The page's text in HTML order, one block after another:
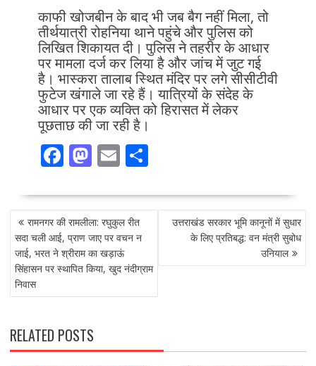
काफी खोजबीन के बाद भी जब बैग नहीं मिला, तो
तीर्थयात्री रोहनिया थाने पहुंचे और पुलिस को
लिखित शिकायत दी। पुलिस ने तहरीर के आधार
पर मामला दर्ज कर लिया है और जांच में जुट गई
है। भास्करा तालाब स्थित मंदिर पर लगे सीसीटीवी
फुटेज खंगाले जा रहे हैं। यात्रियों के संदेह के
आधार पर एक व्यक्ति को हिरासत में लेकर
पूछताछ की जा रही है।
F
e
b
o
o
k
M
to
d
o
n
E
ai
l
S
ar
POST
NAVIGATION
रामनगर की रामलीला: रघुकुल रीत
सदा चली आई, प्राण जाए पर वचन न
जाई, भरत ने श्रीराम का खड़ाऊं
सिंहासन पर स्थापित किया, खुद नंदीग्राम
निवास
उत्तराखंड सरकार भूमि कानूनों में सुधार
के लिए प्रतिबद्ध: वन मंत्री सुबोध
उनियाल
RELATED POSTS